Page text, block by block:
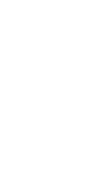
for double